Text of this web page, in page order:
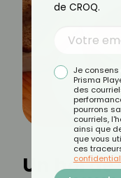
Un bol de
de CROQ.
Je
Prisma
des
pourrons
courriels,
ainsi que
que vous
ces